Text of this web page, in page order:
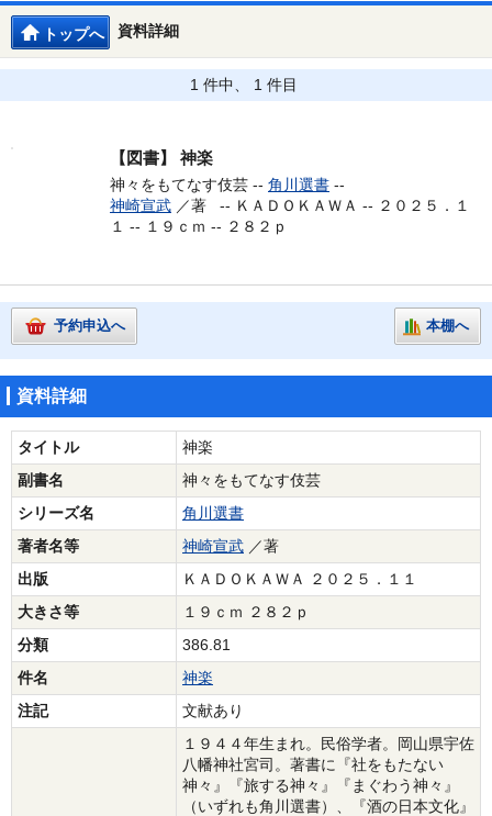
資料詳細
トップへ
1 件中、 1 件目
【図書】 神楽
神々をもてなす伎芸 -- 角川選書 --
神崎宣武 ／著 -- ＫＡＤＯＫＡＷＡ -- ２０２５．１
１ -- １９ｃｍ -- ２８２ｐ
予約申込へ 本棚へ
資料詳細
タイトル
神楽
副書名
神々をもてなす伎芸
シリーズ名
角川選書
著者名等
神崎宣武 ／著
出版
ＫＡＤＯＫＡＷＡ ２０２５．１１
大きさ等
１９ｃｍ ２８２ｐ
分類
386.81
件名
神楽
注記
文献あり
１９４４年生まれ。民俗学者。岡山県宇佐
八幡神社宮司。著書に『社をもたない
神々』『旅する神々』『まぐわう神々』
（いずれも角川選書）、『酒の日本文化』